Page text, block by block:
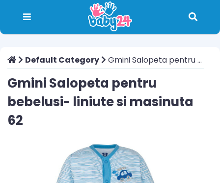
Default Category Gmini Salopeta pentru bebelusi- liniute si masinuta 62
Gmini Salopeta pentru
bebelusi- liniute si masinuta
62